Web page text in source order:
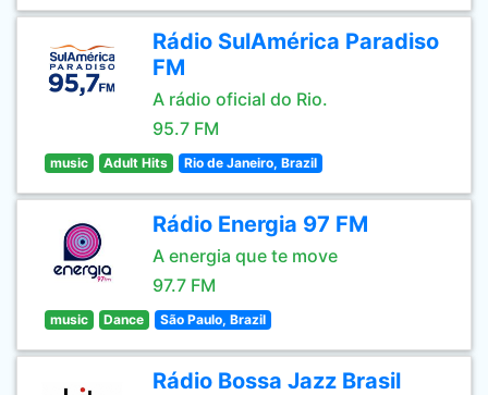
Rádio SulAmérica Paradiso
FM
A rádio oficial do Rio.
95.7 FM
music Adult Hits Rio de Janeiro, Brazil
Rádio Energia 97 FM
A energia que te move
97.7 FM
music Dance São Paulo, Brazil
Rádio Bossa Jazz Brasil